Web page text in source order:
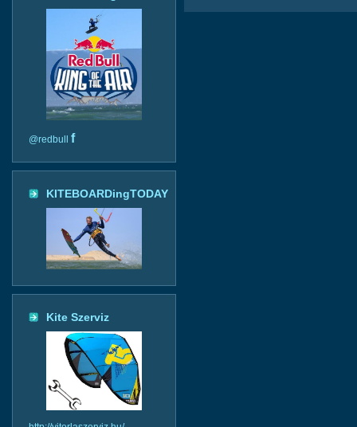
@redbull f
KITEBOARDingTODAY
Kite Szerviz